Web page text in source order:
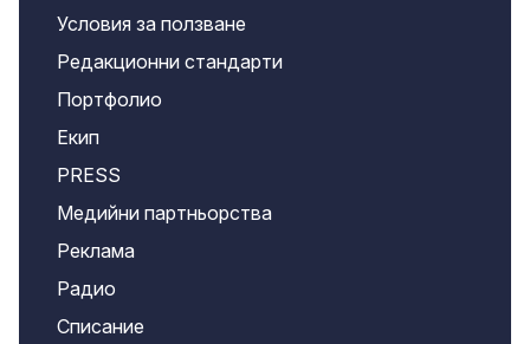
Условия за ползване
Редакционни стандарти
Портфолио
Екип
PRESS
Медийни партньорства
Реклама
Радио
Списание